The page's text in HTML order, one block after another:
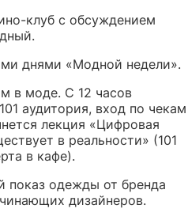
клуб с обсуждением
днями «Модной недели».
в моде. С 12 часов
аудитория, вход по чекам
лекция «Цифровая
в реальности» (101
в кафе).
показ одежды от бренда
дизайнеров.